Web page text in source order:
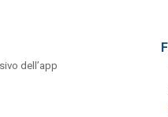
dell’app